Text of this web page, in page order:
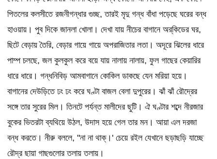
পিতলের কলসীতে রজনীগন্ধার গুচ্ছ, তারই মৃদু গন্ধ বাঁধা পড়েছে ঘরের বন্ধ
হাওয়ায়। পুব দিকে জানলা খোলা। দেখা যায় নীচের বাগানে অর্‌কিডের ঘর,
ছিটে বেড়ায় তৈরি, বেড়ার গায়ে গায়ে অপরাজিতার লতা। অদূরে ঝিলের ধারে
পাম্প চলছে, জল কুলকুল করে বয়ে যায় নালায় নালায়, ফুল গাছের কেয়ারির
ধারে ধারে। গন্ধনিবিড় আমবাগানে কোকিল ডাকছে যেন মরিয়া হয়ে।
বাগানের দেউড়িতে ঢং ঢং করে ঘণ্টা বাজল বেলা দুপুরের। ঝাঁ ঝাঁ রৌদ্রের
সঙ্গে তার সুরের মিল। তিনটে পর্যন্ত মালীদের ছুটি। ঐ ঘণ্টার শব্দে নীরজার
বুকের ভিতরটা ব্যথিয়ে উঠল, উদাস হয়ে গেল তার মন। আয়া এল দরজা
বন্ধ করতে। নীরু বললে, "না না থাক্‌।' চেয়ে রইল যেখানে ছড়াছড়ি যাচ্ছে
রৌদ্র ছায়া গাছগুলোর তলায় তলায়।